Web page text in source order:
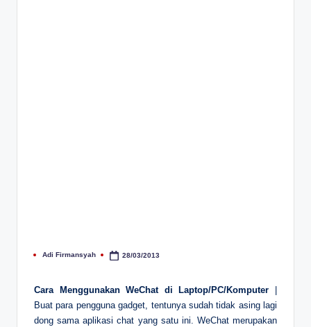
Posted
Adi Firmansyah 28/03/2013
Cara Menggunakan WeChat di Laptop/PC/Komputer
Buat para pengguna gadget, tentunya sudah tidak asing lagi
dong sama aplikasi chat yang satu ini. WeChat merupakan